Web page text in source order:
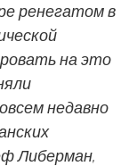
ренегатом в
на это
недавно
Либерман,